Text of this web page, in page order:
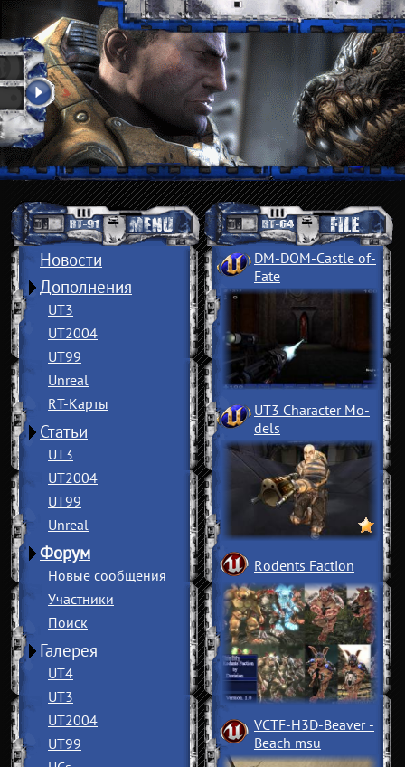
Новости
Дополнения
UT3
UT2004
UT99
Unreal
RT-Карты
Статьи
UT3
UT2004
UT99
Unreal
Форум
Новые сообщения
Участники
Поиск
Галерея
UT4
UT3
UT2004
UT99
DM-DOM-Castle of­
Fate
UT3 Character Mo­
dels
Rodents Faction
VCTF-H3D-Beaver ­
Beach msu